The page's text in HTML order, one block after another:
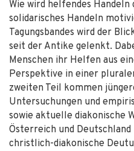
Wie wird helfendes Handeln
solidarisches Handeln
Tagungsbandes wird der
seit der Antike gelenkt.
Menschen ihr Helfen aus
Perspektive in einer
zweiten Teil kommen
Untersuchungen und
sowie aktuelle diakonische
Österreich und Deutschland
christlich-diakonische